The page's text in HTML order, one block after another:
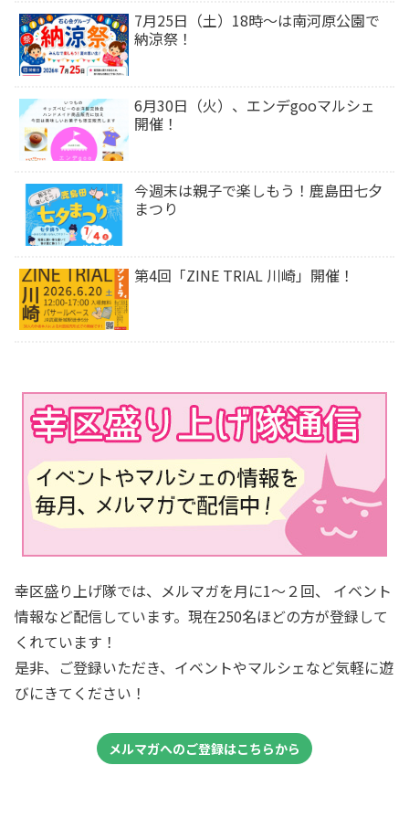
7月25日（土）18時〜は南河原公園で
納涼祭！
6月30日（火）、エンデgooマルシェ
開催！
今週末は⁡親子で楽しもう！鹿島田七夕
まつり
第4回「ZINE TRIAL 川崎」開催！
幸区盛り上げ隊では、メルマガを月に1～２回、 イベント
情報など配信しています。現在250名ほどの方が登録して
くれています！
是非、ご登録いただき、イベントやマルシェなど気軽に遊
びにきてください！
メルマガへのご登録はこちらから